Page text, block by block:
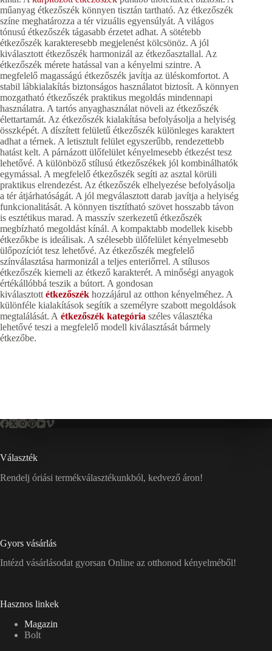
műanyag étkezőszék könnyen tisztán tartható. Az étkezőszék
színe meghatározza a tér vizuális egyensúlyát. A világos
tónusú étkezőszék tágasabb érzetet adhat. A sötétebb
étkezőszék karakteresebb megjelenést kölcsönöz. A jól
kiválasztott étkezőszék harmonizál az étkezőasztallal. Az
étkezőszék mérete hatással van a kényelmi szintre. A
megfelelő magasságú étkezőszék javítja az üléskomfortot. A
stabil lábkialakítás biztonságos használatot biztosít. A könnyen
mozgatható étkezőszék praktikus megoldás mindennapi
használatra. A tartós anyaghasználat növeli az étkezőszék
élettartamát. Az étkezőszék kialakítása befolyásolja a helyiség
összképét. A díszített felületű étkezőszék különleges karaktert
adhat a térnek. A letisztult felület egyszerűbb, rendezettebb
hatást kelt. A párnázott ülőfelület kényelmesebb étkezést tesz
lehetővé. A különböző stílusú étkezőszékek jól kombinálhatók
egymással. A megfelelő étkezőszék segíti az asztal körüli
praktikus elrendezést. Az étkezőszék elhelyezése befolyásolja
a tér átjárhatóságát. A jól megválasztott darab javítja a helyiség
funkcionalitását. A könnyen tisztítható szövet hosszabb távon
is esztétikus marad. A masszív szerkezetű étkezőszék
megbízható megoldást kínál. A kompaktabb modellek kisebb
étkezőkbe is ideálisak. A szélesebb ülőfelület kényelmesebb
ülőpozíciót tesz lehetővé. Az étkezőszék megfelelő
színválasztása harmonizál a teljes enteriőrrel. A stílusos
étkezőszék kiemeli az étkező karakterét. A minőségi anyagok
értékállóbbá teszik a bútort. A gondosan
kiválasztott étkezőszék hozzájárul az otthon kényelméhez. A
különféle kialakítások segítik a személyre szabott megoldások
megtalálását. A étkezőszék kategória széles választéka
lehetővé teszi a megfelelő modell kiválasztását bármely
étkezőbe.
Választék
Rendelj óriási termékválasztékunkból, kedvező áron!
Gyors vásárlás
Intézd vásárlásodat gyorsan Online az otthonod kényelméből!
Hasznos linkek
Magazin
Bolt